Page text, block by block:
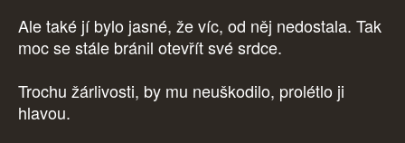
Ale také jí bylo jasné, že víc, od něj nedostala. Tak
moc se stále bránil otevřít své srdce.
Trochu žárlivosti, by mu neuškodilo, prolétlo ji
hlavou.